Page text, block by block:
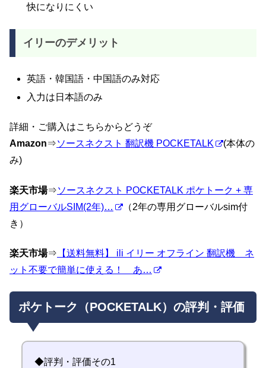
快になりにくい
イリーのデメリット
英語・韓国語・中国語のみ対応
入力は日本語のみ
詳細・ご購入はこちらからどうぞ
Amazon⇒ソースネクスト 翻訳機 POCKETALK
(本体の
み)
楽天市場⇒ソースネクスト POCKETALK ポケトーク + 専
用グローバルSIM(2年)…
（2年の専用グローバルsim付
き）
楽天市場⇒ 【送料無料】 ili イリー オフライン 翻訳機 ネ
ット不要で簡単に使える！ あ…
ポケトーク（POCKETALK）の評判・評価
◆評判・評価その1